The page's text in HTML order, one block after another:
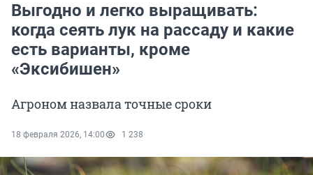
Выгодно и легко выращивать:
когда сеять лук на рассаду и какие
есть варианты, кроме
«Эксибишен»
Агроном назвала точные сроки
18 февраля 2026, 14:00 1 238